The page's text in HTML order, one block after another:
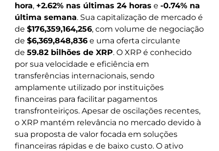
hora, +2.62% nas últimas 24 horas e -0.74% na
última semana. Sua capitalização de mercado é
de $176,359,164,256, com volume de negociação
de $6,369,848,836 e uma oferta circulante
de 59.82 bilhões de XRP. O XRP é conhecido
por sua velocidade e eficiência em
transferências internacionais, sendo
amplamente utilizado por instituições
financeiras para facilitar pagamentos
transfronteiriços. Apesar de oscilações recentes,
o XRP mantém relevância no mercado devido à
sua proposta de valor focada em soluções
financeiras rápidas e de baixo custo. O ativo